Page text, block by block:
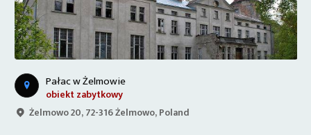
Pałac w Żelmowie
obiekt zabytkowy
Żelmowo 20, 72-316 Żelmowo, Poland